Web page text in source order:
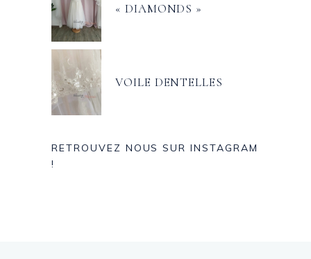
« DIAMONDS »
VOILE DENTELLES
RETROUVEZ NOUS SUR INSTAGRAM
!